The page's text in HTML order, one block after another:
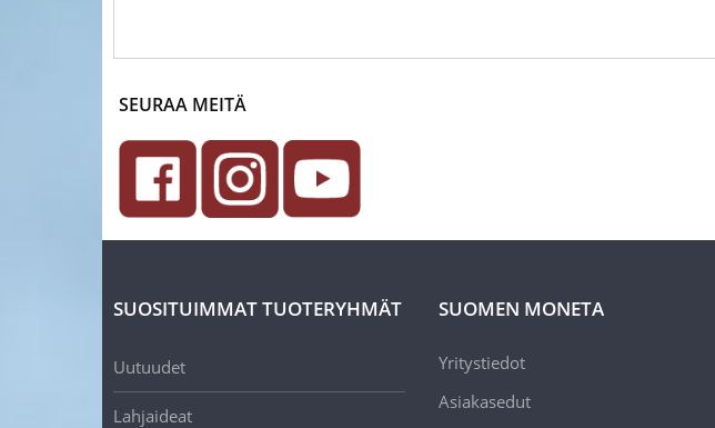
SEURAA MEITÄ
SUOSITUIMMAT TUOTERYHMÄT
Uutuudet
Lahjaideat
SUOMEN MONETA
Yritystiedot
Asiakasedut